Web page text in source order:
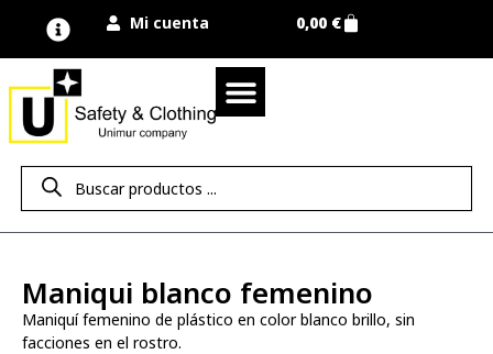
Mi cuenta 0,00 €
Maniqui blanco femenino
Maniquí femenino de plástico en color blanco brillo, sin
facciones en el rostro.